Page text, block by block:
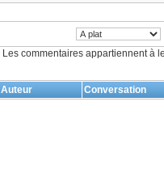
Les commentaires appartiennent à
Auteur Conversation